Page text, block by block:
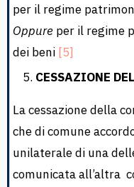
per il regime
Oppure per il regime
dei beni [5]
CESSAZIONE
La cessazione della
che di comune
unilaterale di una
comunicata all’altra